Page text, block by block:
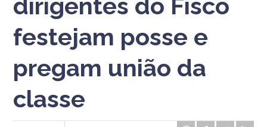
dirigentes do Fisco
festejam posse e
pregam união da
classe